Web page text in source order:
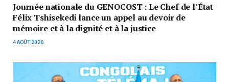
Journée nationale du GENOCOST : Le Chef de l’État
Félix Tshisekedi lance un appel au devoir de
mémoire et à la dignité et à la justice
4 AOÛT 2026